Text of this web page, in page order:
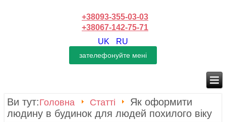
+38093-355-03-03
+38067-142-75-71
UK
RU
Ви тут:Головна Статті
Як оформити
людину в будинок для людей похилого віку